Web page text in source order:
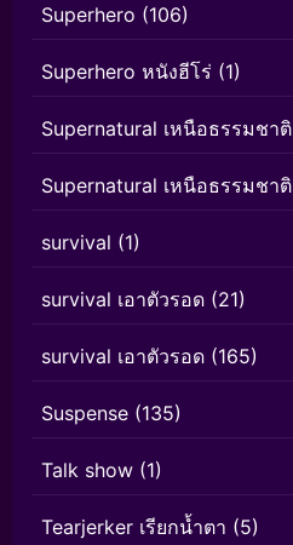
Superhero (106)
Superhero หนังฮีโร่ (1)
Supernatural เหนือธรรมชาติ
Supernatural เหนือธรรมชาติ
survival (1)
survival เอาตัวรอด (21)
survival เอาตัวรอด (165)
Suspense (135)
Talk show (1)
Tearjerker เรียกน้ำตา (5)